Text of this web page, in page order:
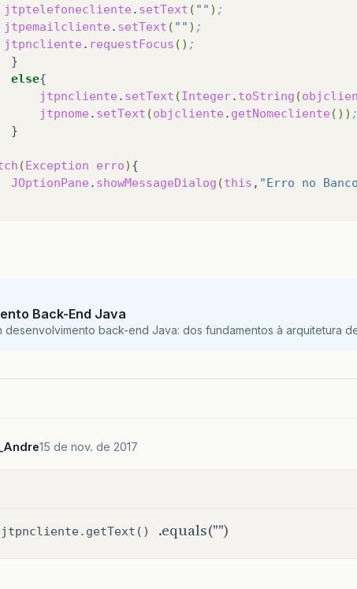
jtptelefonecliente . setText ( "" ) ;
jtpemailcliente . setText ( "" ) ;
jtpncliente . requestFocus () ;
else
jtpncliente . setText (Integer. toString (
jtpnome . setText (objcliente . getNomecliente ()) ;
(Exception erro)
JOptionPane . showMessageDialog (this , "Erro no
Back-End Java
desenvolvimento back-end Java: dos fundamentos à arquitetura
15 de nov. de 2017
jtpncliente.getText() .equals("")